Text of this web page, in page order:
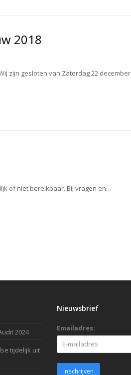
2018
zijn gesloten van Zaterdag 22 december
of niet bereikbaar. Bij vragen en…
2024
tijdelijk uit
Nieuwsbrief
Emailadres: